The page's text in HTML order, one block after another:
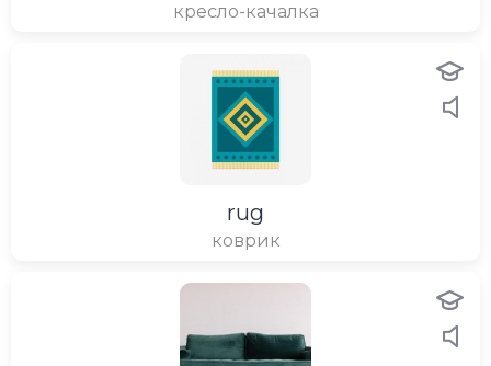
кресло-качалка
rug
коврик